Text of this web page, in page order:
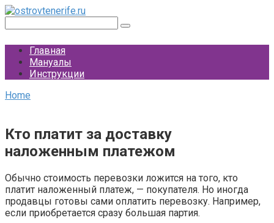
Перейти
контенту
Главная
Мануалы
Инструкции
Home
Кто платит за доставку
наложенным платежом
Обычно стоимость перевозки ложится на того, кто
платит наложенный платеж, — покупателя. Но иногда
продавцы готовы сами оплатить перевозку. Например,
если приобретается сразу большая партия.